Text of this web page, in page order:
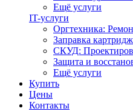
Ещё услуги
IT-услуги
Оргтехника:
Заправка
СКУД:
Защита и
Ещё услуги
Купить
Цены
Контакты